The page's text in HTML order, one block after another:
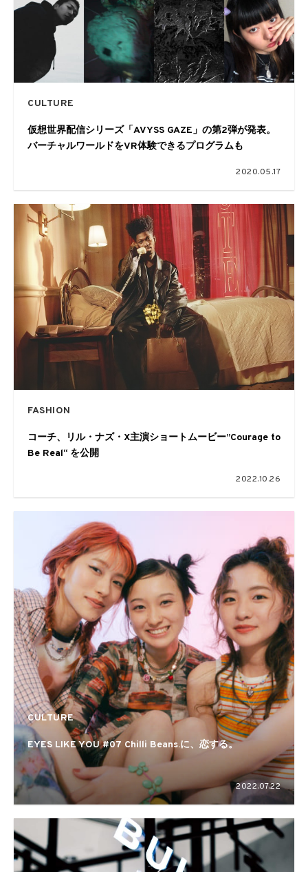
CULTURE
仮想世界配信シリーズ「AVYSS GAZE」の第2弾が発表。
バーチャルワールドをVR体験できるプログラムも
2020.05.17
FASHION
コーチ、リル・ナズ・X主演ショートムービー”Courage to
Be Real“ を公開
2022.10.26
CULTURE
EYES LIKE YOU #07 Chilli Beans.に、恋する。
2022.07.22